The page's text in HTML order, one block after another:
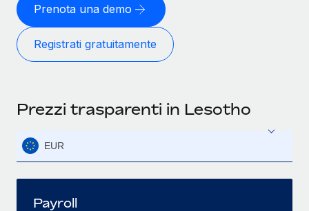
Prenota una demo
Registrati gratuitamente
Prezzi trasparenti in Lesotho
EUR
Payroll